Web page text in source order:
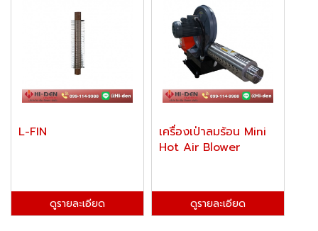
L-FIN
ดูรายละเอียด
เครื่องเป่าลมร้อน Mini
Hot Air Blower
ดูรายละเอียด